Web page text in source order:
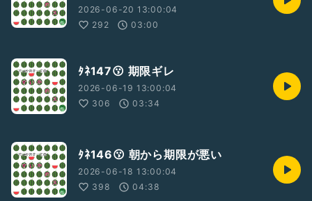
2026-06-20 13:00:04
292
03:00
ﾀﾈ147😗 期限ギレ
2026-06-19 13:00:04
306
03:34
ﾀﾈ146😗 朝から期限が悪い
2026-06-18 13:00:04
398
04:38